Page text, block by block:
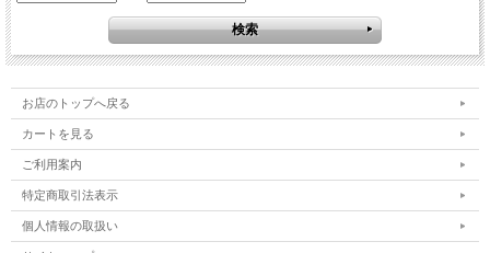
お店のトップへ戻る
カートを見る
ご利用案内
特定商取引法表示
個人情報の取扱い